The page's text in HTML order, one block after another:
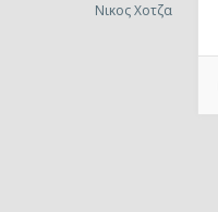
Νικος Χοτζα